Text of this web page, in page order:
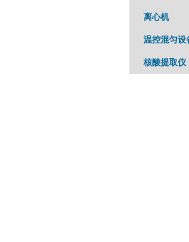
离心机
温控混匀设
核酸提取仪